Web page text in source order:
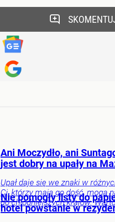
Ani Moczydło, ani
jest dobry na upały na
Upał daje się we znaki w
Ci, którzy mają go dość, mogą
do chłodniejszych krajów.
Nie pomogły listy do
hotel powstanie w